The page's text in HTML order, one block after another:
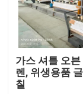
공장 여행
품질 관리
가스 셔틀 오븐
렌, 위생용품
칠